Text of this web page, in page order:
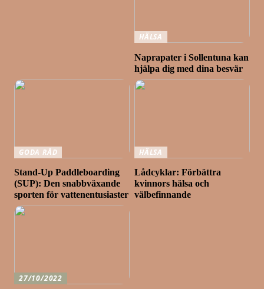
HÄLSA
Naprapater i Sollentuna kan
hjälpa dig med dina besvär
GODA RÅD
Stand-Up Paddleboarding
(SUP): Den snabbväxande
sporten för vattenentusiaster
HÄLSA
Lådcyklar: Förbättra
kvinnors hälsa och
välbefinnande
27/10/2022